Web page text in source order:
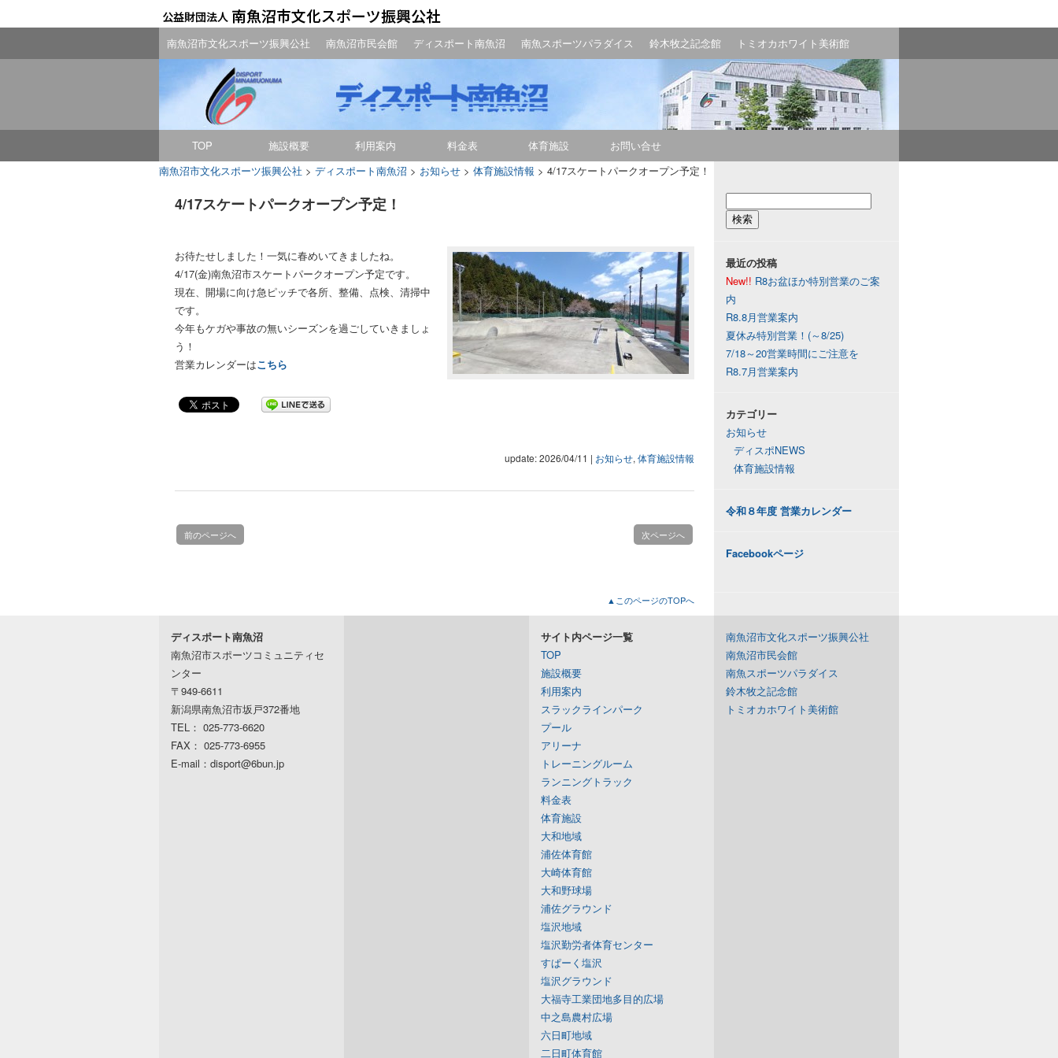
南魚沼市文化スポーツ振興公社 南魚沼市民会館 ディスポート南魚沼 南魚スポーツパラダイス 鈴木牧之記念館 トミオカホワイト美術館
TOP 施設概要 利用案内 料金表 体育施設
お問い合せ
南魚沼市文化スポーツ振興公社 > ディスポート南魚沼 > お知らせ > 体育施設情報 > 4/17スケートパークオープン予定！
4/17スケートパークオープン予定！
お待たせしました！一気に春めいてきましたね。
4/17(金)南魚沼市スケートパークオープン予定です。
現在、開場に向け急ピッチで各所、整備、点検、清掃中
です。
今年もケガや事故の無いシーズンを過ごしていきましょ
う！
営業カレンダーはこちら
update: 2026/04/11 | お知らせ, 体育施設情報
前のページへ 次ページへ
最近の投稿
New!! R8お盆ほか特別営業のご案
内
R8.8月営業案内
夏休み特別営業！(～8/25)
7/18～20営業時間にご注意を
R8.7月営業案内
カテゴリー
お知らせ
ディスポNEWS
体育施設情報
令和８年度 営業カレンダー
Facebookページ
▲このページのTOPへ
ディスポート南魚沼
南魚沼市スポーツコミュニティセ
ンター
〒949-6611
新潟県南魚沼市坂戸372番地
TEL： 025-773-6620
FAX： 025-773-6955
E-mail：disport@6bun.jp
サイト内ページ一覧
TOP
施設概要
利用案内
スラックラインパーク
プール
アリーナ
トレーニングルーム
ランニングトラック
料金表
体育施設
大和地域
浦佐体育館
大崎体育館
大和野球場
浦佐グラウンド
塩沢地域
塩沢勤労者体育センター
すぱーく塩沢
塩沢グラウンド
大福寺工業団地多目的広場
中之島農村広場
六日町地域
二日町体育館
南魚沼市文化スポーツ振興公社
南魚沼市民会館
南魚スポーツパラダイス
鈴木牧之記念館
トミオカホワイト美術館